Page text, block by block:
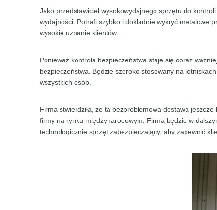
Jako przedstawiciel wysokowydajnego sprzętu do
wydajności. Potrafi szybko i dokładnie wykryć metalowe
wysokie uznanie klientów.
Ponieważ kontrola bezpieczeństwa staje się coraz
bezpieczeństwa. Będzie szeroko stosowany na
wszystkich osób.
Firma stwierdziła, że ​​ta bezproblemowa dostawa
firmy na rynku międzynarodowym. Firma będzie w
technologicznie sprzęt zabezpieczający, aby zapewnić